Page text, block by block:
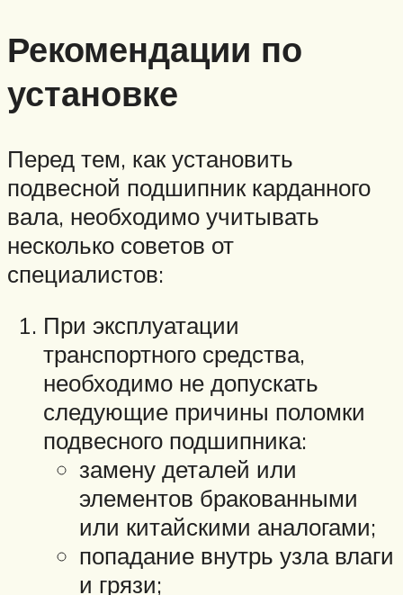
Рекомендации по
установке
Перед тем, как установить
подвесной подшипник карданного
вала, необходимо учитывать
несколько советов от
специалистов:
При эксплуатации
транспортного средства,
необходимо не допускать
следующие причины поломки
подвесного подшипника:
замену деталей или
элементов бракованными
или китайскими аналогами;
попадание внутрь узла влаги
и грязи;